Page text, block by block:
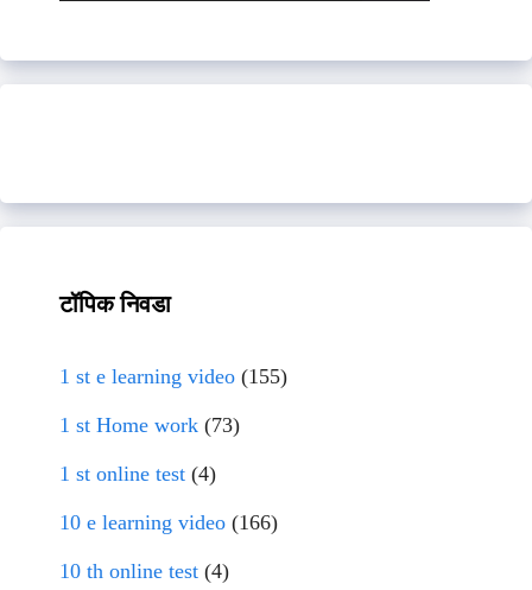
टॉपिक निवडा
1 st e learning video (155)
1 st Home work (73)
1 st online test (4)
10 e learning video (166)
10 th online test (4)